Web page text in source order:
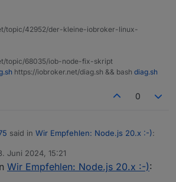
topic/42952/der-kleine-iobroker-linux-
topic/68035/iob-node-fix-skript
https://iobroker.net/diag.sh && bash diag.sh
0
said in Wir Empfehlen: Node.js 20.x :-):
ignorieren und ist in der neuen
Juni 2024, 15:21
von
Wir Empfehlen: Node.js 20.x :-):